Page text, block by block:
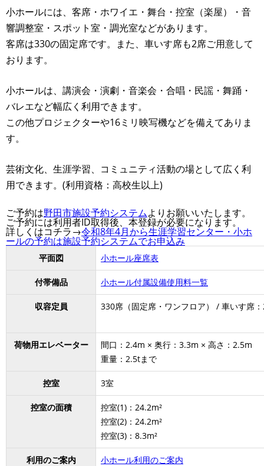
小ホールには、客席・ホワイエ・舞台・控室（楽屋）・音
響調整室・スポット室・調光室などがあります。
客席は330の固定席です。また、車いす席も2席ご用意して
おります。
小ホールは、講演会・演劇・音楽会・合唱・民謡・舞踊・
バレエなど幅広く利用できます。
この他プロジェクターや16ミリ映写機などを備えてありま
す。
芸術文化、生涯学習、コミュニティ活動の場として広く利
用できます。(利用資格：高校生以上)
ご予約は野田市施設予約システムよりお願いいたします。
ご予約には利用者ID取得後、本登録が必要になります。
詳しくはコチラ→令和8年4月から生涯学習センター・小ホ
ールの予約は施設予約システムでお申込み
平面図 小ホール座席表
付帯備品 小ホール付属設備使用料一覧
収容定員 330席（固定席・ワンフロア） / 車いす席
荷物用エレベーター
間口：2.4m × 奥行：3.3m × 高さ：2.5m
重量：2.5tまで
控室 3室
控室の面積
控室(1)：24.2m²
控室(2)：24.2m²
控室(3)：8.3m²
利用のご案内 小ホール利用のご案内